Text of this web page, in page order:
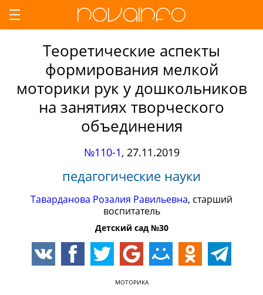
Теоретические аспекты
формирования мелкой
моторики рук у дошкольников
на занятиях творческого
объединения
№110-1, 27.11.2019
педагогические науки
Таварданова Розалия Равильевна, старший
воспитатель
Детский сад №30
МОТОРИКА